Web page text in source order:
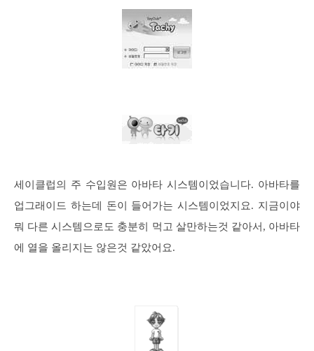
세이클럽의 주 수입원은 아바타 시스템이었습니다. 아바타를
업그래이드 하는데 돈이 들어가는 시스템이었지요. 지금이야
뭐 다른 시스템으로도 충분히 먹고 살만하는것 같아서, 아바타
에 열을 올리지는 않은것 같았어요.